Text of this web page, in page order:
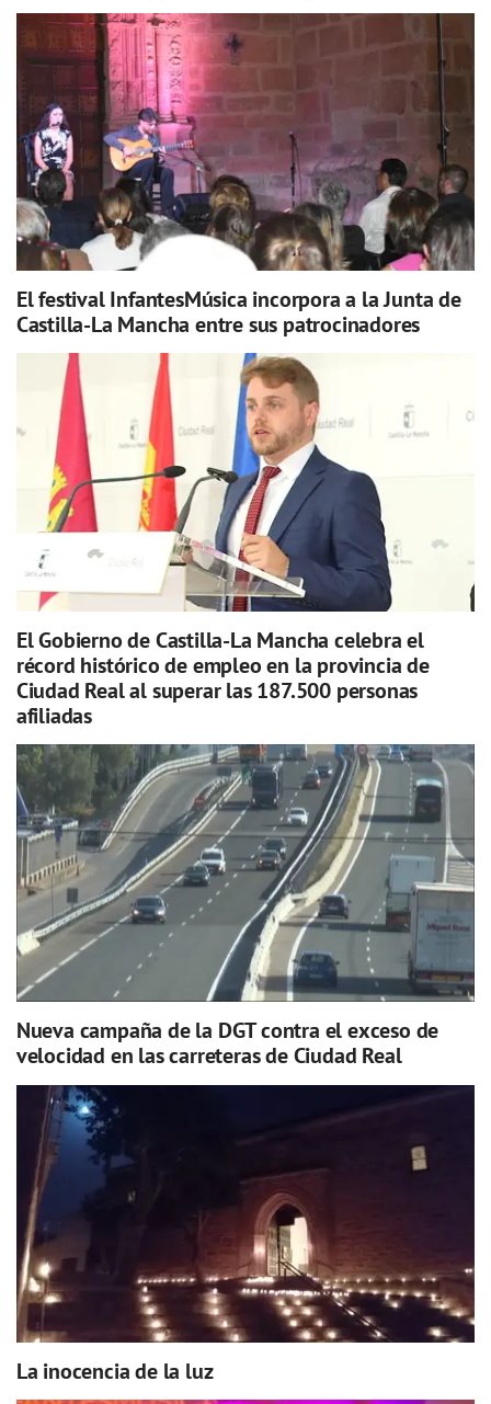
El festival InfantesMúsica incorpora a la Junta de
Castilla-La Mancha entre sus patrocinadores
El Gobierno de Castilla-La Mancha celebra el
récord histórico de empleo en la provincia de
Ciudad Real al superar las 187.500 personas
afiliadas
Nueva campaña de la DGT contra el exceso de
velocidad en las carreteras de Ciudad Real
La inocencia de la luz